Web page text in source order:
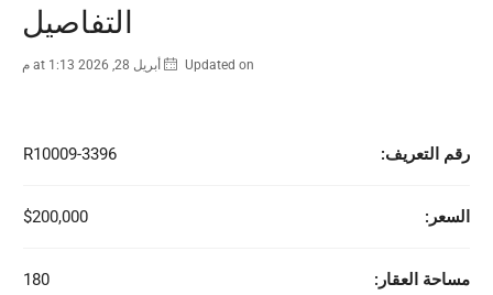
التفاصيل
Updated on أبريل 28, 2026 at 1:13 م
رقم التعريف: R10009-3396
السعر: $200,000
مساحة العقار: 180